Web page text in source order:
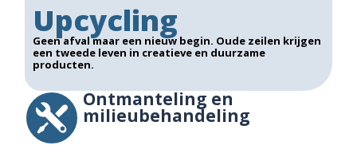
Upcycling
Geen afval maar een nieuw begin. Oude zeilen krijgen
een tweede leven in creatieve en duurzame
producten.
Ontmanteling en
milieubehandeling